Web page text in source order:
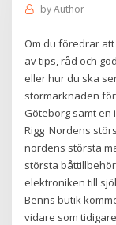
byAuthor
Om du föredrar
av tips, råd och
eller hur du ska
stormarknaden
Göteborg samt en
Rigg Nordens
nordens största
största
elektroniken till
Benns butik
vidare som